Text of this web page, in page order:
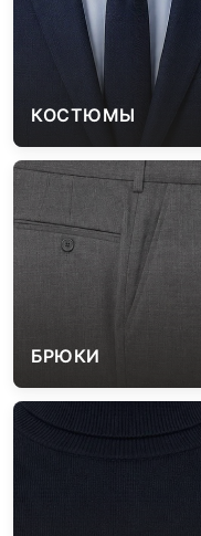
КОСТЮМЫ
БРЮКИ